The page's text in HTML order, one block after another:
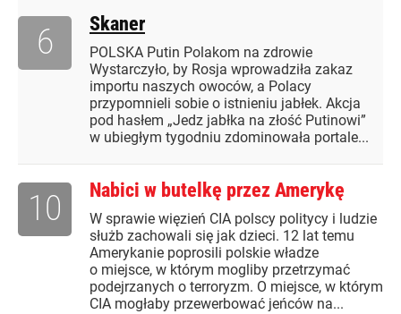
Skaner
POLSKA Putin Polakom na zdrowie
Wystarczyło, by Rosja wprowadziła zakaz
importu naszych owoców, a Polacy
przypomnieli sobie o istnieniu jabłek. Akcja
pod hasłem „Jedz jabłka na złość Putinowi”
w ubiegłym tygodniu zdominowała portale...
6
Nabici w butelkę przez Amerykę
W sprawie więzień CIA polscy politycy i ludzie
służb zachowali się jak dzieci. 12 lat temu
Amerykanie poprosili polskie władze
o miejsce, w którym mogliby przetrzymać
podejrzanych o terroryzm. O miejsce, w którym
CIA mogłaby przewerbować jeńców na...
10